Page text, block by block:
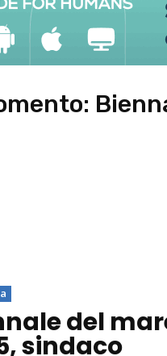
del
sindaco